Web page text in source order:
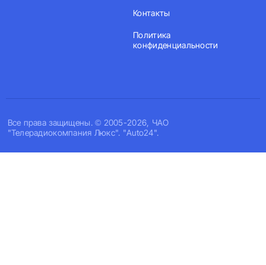
Все права защищены. © 2005-2026, ЧАО
"Телерадиокомпания Люкс". "Auto24".
Контакты
Политика
конфиденциальности